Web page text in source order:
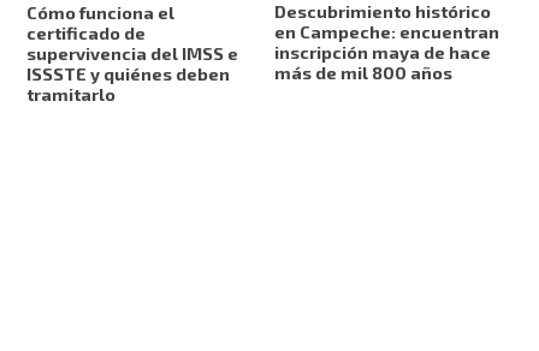
Cómo funciona el
certificado de
supervivencia del IMSS e
ISSSTE y quiénes deben
tramitarlo
Descubrimiento histórico
en Campeche: encuentran
inscripción maya de hace
más de mil 800 años